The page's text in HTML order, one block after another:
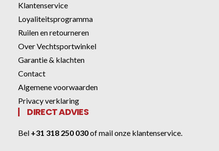
Klantenservice
Loyaliteitsprogramma
Ruilen en retourneren
Over Vechtsportwinkel
Garantie & klachten
Contact
Algemene voorwaarden
Privacy verklaring
DIRECT ADVIES
Bel +31 318 250 030ofmail onze klantenservice.